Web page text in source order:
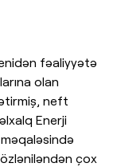
fəaliyyətə
olan
neft
Enerji
çox